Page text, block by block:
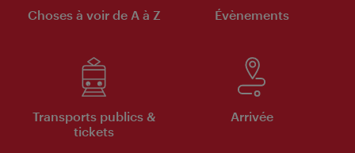
Choses à voir de A à Z Évènements
Transports publics &
tickets
Arrivée